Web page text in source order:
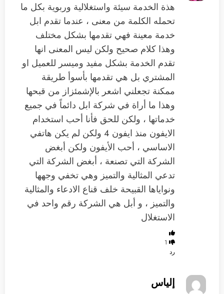
هذة الخدمة سيئة واستغلالية وربوية بكل ما
تحمله الكلمة من معنى ، عندما تقدم ابل
خدمة معينة فهي تقدمها بشكل مختلف
وهذا كلام صحيح ولكن ليس المعنى انها
تقدم الخدمة بشكل مفيد وميسر للعميل او
المشتري بل هي تقدمها بأسوأ طريقة
ممكنة تجعلني اشعر بالإشمئزاز من قبحها
وهذا ما أراة في شركة ابل دائماً في جميع
خدماتها ، ولكن للحق فأنا أحب استخدام
الايفون منذ ايفون 4 ولكن لم يكن هاتفي
الاساسي ، أحب الأيفون ولكن أبغض
الشركة التي تصنعة ، أبغض الشركة التي
تدعي المثالية والتميز وهي تخفي وجهها
ونواياها القبيحة خلف قناع الادعاء والمثالية
والتميز ، و أبل هي الشركة رقم واحد في
الاستغلال
1
رد
إلياس